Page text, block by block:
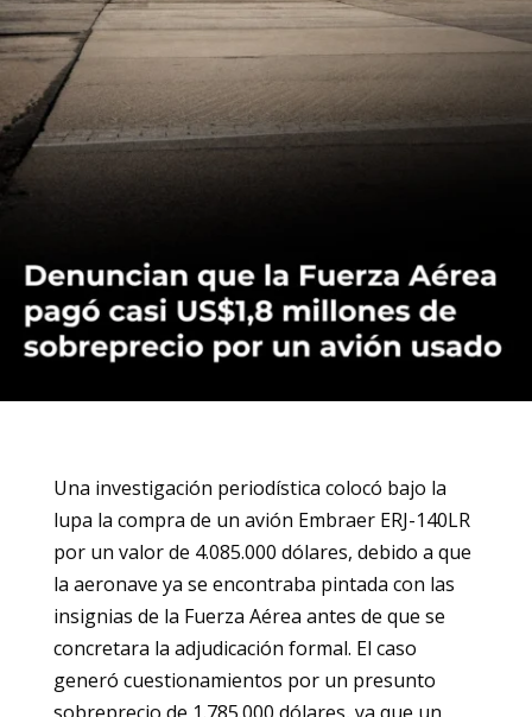
Una investigación periodística colocó bajo la
lupa la compra de un avión Embraer ERJ-140LR
por un valor de 4.085.000 dólares, debido a que
la aeronave ya se encontraba pintada con las
insignias de la Fuerza Aérea antes de que se
concretara la adjudicación formal. El caso
generó cuestionamientos por un presunto